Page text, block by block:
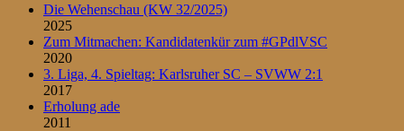
Die Wehenschau (KW 32/2025)
2025
Zum Mitmachen: Kandidatenkür zum #GPdlVSC
2020
3. Liga, 4. Spieltag: Karlsruher SC – SVWW 2:1
2017
Erholung ade
2011